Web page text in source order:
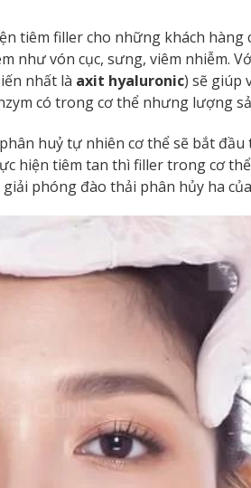
tiêm filler cho những khách hàng
như vón cục, sưng, viêm nhiễm.
nhất là axit hyaluronic) sẽ giúp
có trong cơ thể nhưng lượng
huỷ tự nhiên cơ thể sẽ bắt
hiện tiêm tan thì filler trong cơ
phóng đào thải phân hủy ha